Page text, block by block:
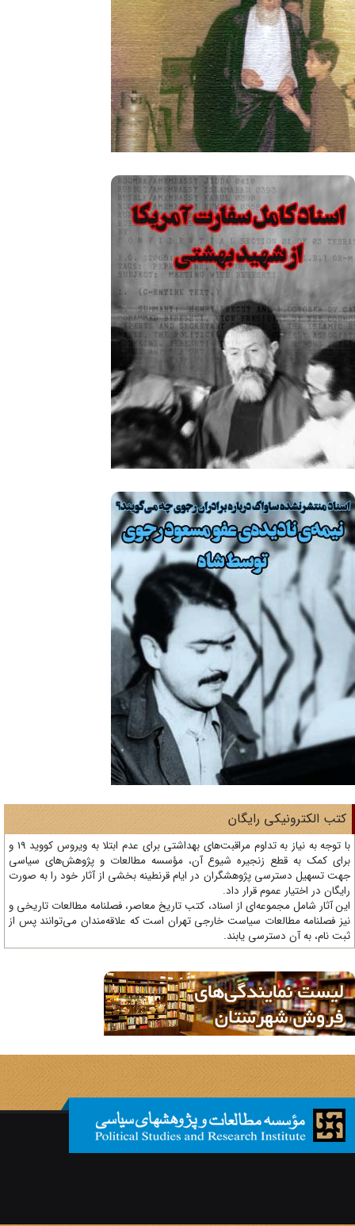
الکترونیکی رایگان
با توجه به نیاز به تداوم مراقبت‌های بهداشتی برای عدم ابتلا به ویروس کووید 19 و
کمک به قطع زنجیره شیوع آن، مؤسسه مطالعات و پژوهش‌های سیاسی
تسهیل دسترسی پژوهشگران در ایام قرنطینه بخشی از آثار خود را به صورت
در اختیار عموم قرار داد.
آثار شامل مجموعه‌ای از اسناد، کتب تاریخ معاصر، فصلنامه‌ مطالعات تاریخی و
فصلنامه مطالعات سیاست خارجی تهران است که علاقه‌مندان می‌توانند پس از
نام، به آن دسترسی یابند.